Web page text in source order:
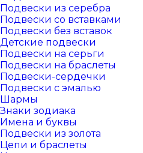
Подвески из серебра
Подвески со вставками
Подвески без вставок
Детские подвески
Подвески на серьги
Подвески на браслеты
Подвески-сердечки
Подвески с эмалью
Шармы
Знаки зодиака
Имена и буквы
Подвески из золота
Цепи и браслеты